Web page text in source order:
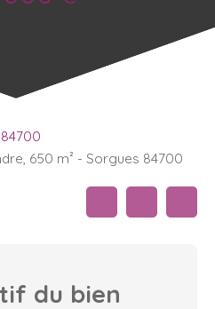
650 m² - Sorgues 84700
du bien